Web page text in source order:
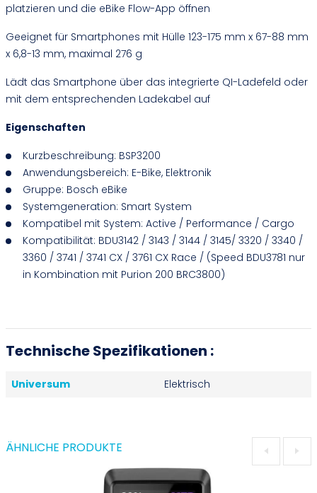
platzieren und die eBike Flow-App öffnen
Geeignet für Smartphones mit Hülle 123-175 mm x 67-88 mm
x 6,8-13 mm, maximal 276 g
Lädt das Smartphone über das integrierte QI-Ladefeld oder
mit dem entsprechenden Ladekabel auf
Eigenschaften
Kurzbeschreibung: BSP3200
Anwendungsbereich: E-Bike, Elektronik
Gruppe: Bosch eBike
Systemgeneration: Smart System
Kompatibel mit System: Active / Performance / Cargo
Kompatibilität: BDU3142 / 3143 / 3144 / 3145/ 3320 / 3340 /
3360 / 3741 / 3741 CX / 3761 CX Race / (Speed BDU3781 nur
in Kombination mit Purion 200 BRC3800)
Technische Spezifikationen :
Universum Elektrisch
ÄHNLICHE PRODUKTE